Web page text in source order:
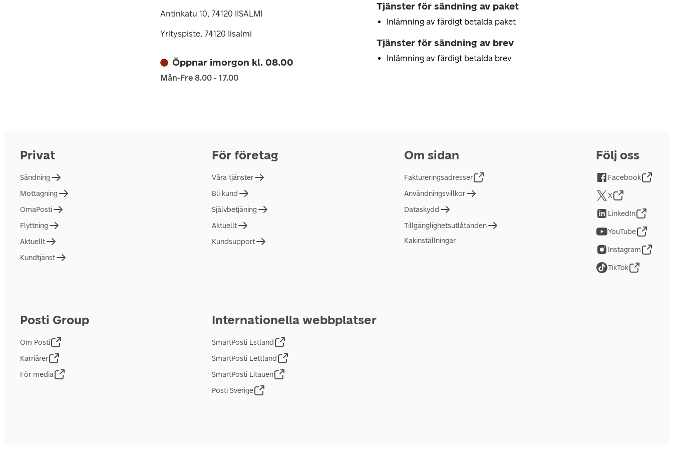
Antinkatu 10, 74120 IISALMI
Yrityspiste, 74120 Iisalmi
Öppnar imorgon kl. 08.00
Mån-Fre 8.00 - 17.00
Tjänster för sändning av paket
Inlämning av färdigt betalda paket
Tjänster för sändning av brev
Inlämning av färdigt betalda brev
Privat
Sändning
Mottagning
OmaPosti
Flyttning
Aktuellt
Kundtjänst
För företag
Våra tjänster
Bli kund
Självbetjäning
Aktuellt
Kundsupport
Om sidan
Faktureringsadresser
Användningsvillkor
Dataskydd
Tillgänglighetsutlåtanden
Kakinställningar
Posti Group
Om Posti
Karriärer
För media
Internationella webbplatser
SmartPosti Estland
SmartPosti Lettland
SmartPosti Litauen
Posti Sverige
Följ oss
Facebook
X
LinkedIn
YouTube
Instagram
TikTok